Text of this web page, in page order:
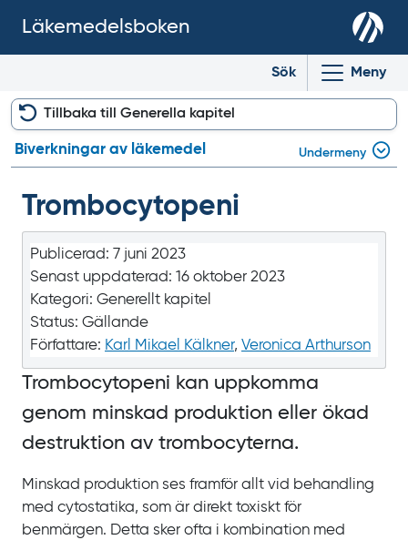
Läkemedelsboken
Sök Meny
Trombocytopeni
Publicerad: 7 juni 2023
Senast uppdaterad: 16 oktober 2023
Kategori: Generellt kapitel
Status: Gällande
Författare: Karl Mikael Kälkner, Veronica Arthurson
Trombocytopeni kan uppkomma
genom minskad produktion eller ökad
destruktion av trombocyterna.
Minskad produktion ses framför allt vid behandling
med cytostatika, som är direkt toxiskt för
benmärgen. Detta sker ofta i kombination med
Tillbaka till Generella kapitel
Biverkningar av läkemedel Undermeny